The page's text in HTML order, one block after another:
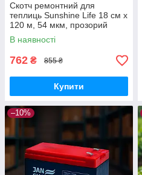
Скотч ремонтний для
теплиць Sunshine Life 18 см x
120 м, 54 мкм, прозорий
зелений
В наявності
762 ₴ 855 ₴
Купити
–10%